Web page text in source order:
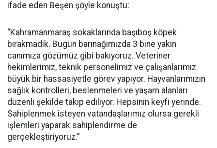
ifade eden Beşen şöyle konuştu:
“Kahramanmaraş sokaklarında başıboş köpek
bırakmadık. Bugün barınağımızda 3 bine yakın
canımıza gözümüz gibi bakıyoruz. Veteriner
hekimlerimiz, teknik personelimiz ve çalışanlarımız
büyük bir hassasiyetle görev yapıyor. Hayvanlarımızın
sağlık kontrolleri, beslenmeleri ve yaşam alanları
düzenli şekilde takip ediliyor. Hepsinin keyfi yerinde.
Sahiplenmek isteyen vatandaşlarımız olursa gerekli
işlemleri yaparak sahiplendirme de
gerçekleştiriyoruz.”